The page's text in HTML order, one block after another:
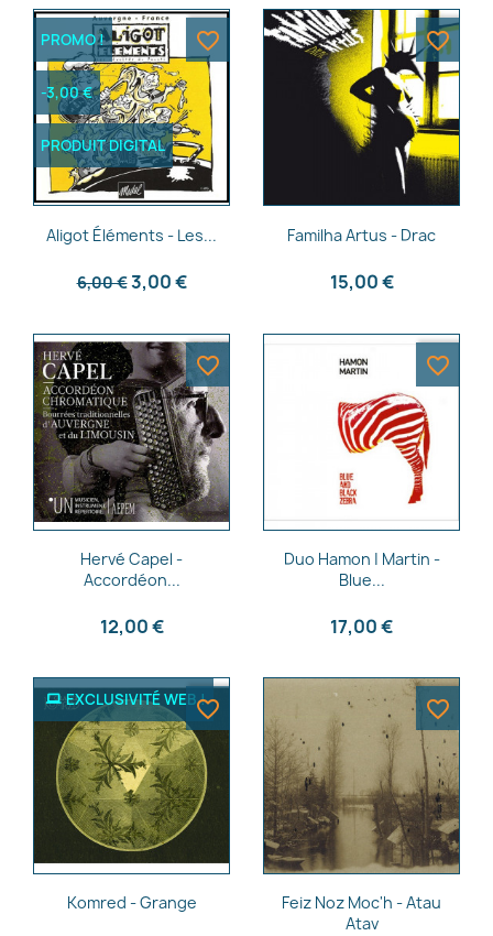
Aperçu rapide
Aligot Éléments - Les...
6,00 €3,00 €
PROMO !
-3,00 €
PRODUIT DIGITAL
favorite_border
Aperçu rapide
Familha Artus - Drac
15,00 €
favorite_border
 Aperçu rapide
Hervé Capel -
Accordéon...
12,00 €
favorite_border
Aperçu rapide
Duo Hamon | Martin -
Blue...
17,00 €
favorite_border
Aperçu rapide
Komred - Grange
EXCLUSIVITÉ WEB !favorite_border
Aperçu rapide
Feiz Noz Moc'h - Atau
Atav
favorite_border